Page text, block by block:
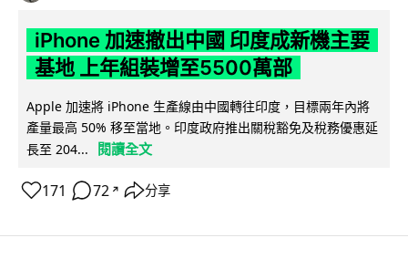
iPhone 加速撤出中國 印度成新機主要
基地 上年組裝增至5500萬部
Apple 加速將 iPhone 生產線由中國轉往印度，目標兩年內將
產量最高 50% 移至當地。印度政府推出關稅豁免及稅務優惠延
長至 204...
閱讀全文
171 72 ↗ 分享